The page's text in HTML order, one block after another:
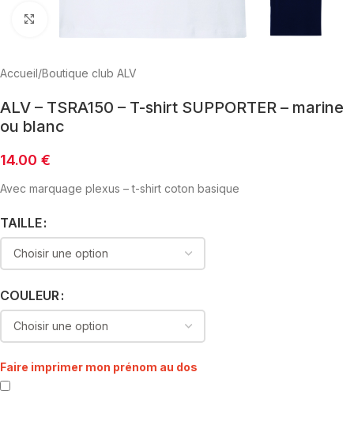
Accueil/Boutique club ALV
ALV – TSRA150 – T-shirt SUPPORTER – marine
ou blanc
14.00 €
Avec marquage plexus – t-shirt coton basique
TAILLE
COULEUR
Faire imprimer mon prénom au dos